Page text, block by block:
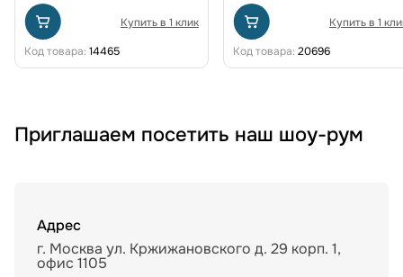
Купить в 1 клик
Код товара: 14465
Купить в 1
Код товара: 20696
Приглашаем посетить наш шоу-рум
Адрес
г. Москва ул. Кржижановского д. 29 корп. 1,
офис 1105